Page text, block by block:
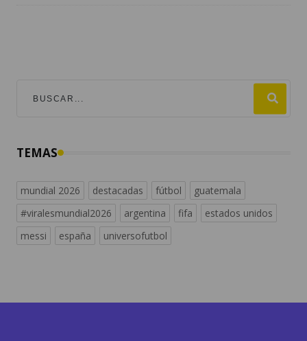
TEMAS
mundial 2026 destacadas fútbol
guatemala
#viralesmundial2026
argentina fifa
estados unidos
messi
españa universofutbol